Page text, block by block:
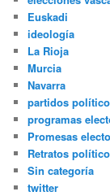
Euskadi
ideología
La Rioja
Murcia
Navarra
partidos
programas
Promesas
Retratos
Sin categoría
twitter